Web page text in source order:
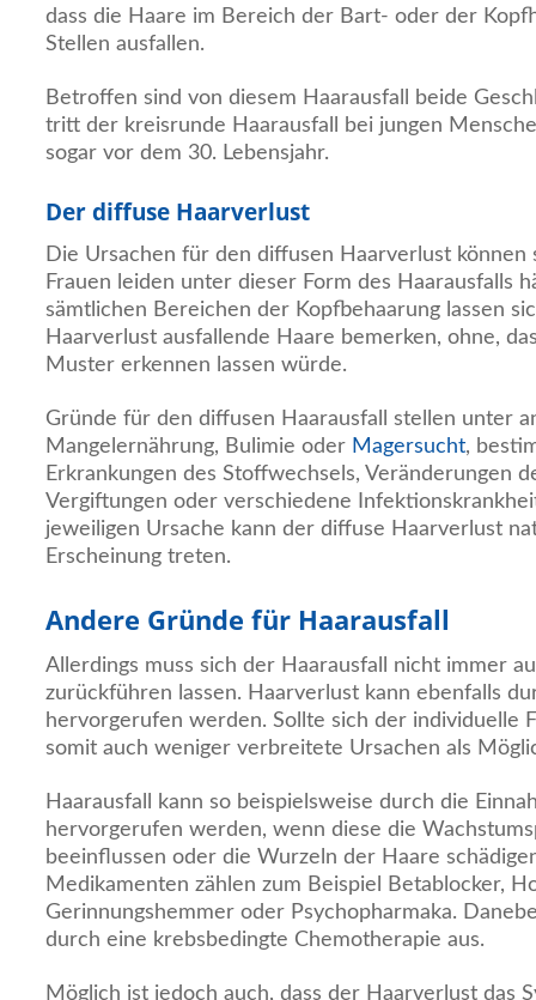
dass die Haare im Bereich der Bart- oder der
Stellen ausfallen.
Betroffen sind von diesem Haarausfall beide
tritt der kreisrunde Haarausfall bei jungen
sogar vor dem 30. Lebensjahr.
Der diffuse Haarverlust
Die Ursachen für den diffusen Haarverlust können
Frauen leiden unter dieser Form des Haarausfalls
sämtlichen Bereichen der Kopfbehaarung lassen
Haarverlust ausfallende Haare bemerken, ohne,
Muster erkennen lassen würde.
Gründe für den diffusen Haarausfall stellen unter
Mangelernährung, Bulimie oder Magersucht,
Erkrankungen des Stoffwechsels, Veränderungen
Vergiftungen oder verschiedene
jeweiligen Ursache kann der diffuse Haarverlust
Erscheinung treten.
Andere Gründe für Haarausfall
Allerdings muss sich der Haarausfall nicht immer
zurückführen lassen. Haarverlust kann ebenfalls
hervorgerufen werden. Sollte sich der individuelle
somit auch weniger verbreitete Ursachen als
Haarausfall kann so beispielsweise durch die
hervorgerufen werden, wenn diese die
beeinflussen oder die Wurzeln der Haare
Medikamenten zählen zum Beispiel Betablocker,
Gerinnungshemmer oder Psychopharmaka.
durch eine krebsbedingte Chemotherapie aus.
Möglich ist jedoch auch, dass der Haarverlust das